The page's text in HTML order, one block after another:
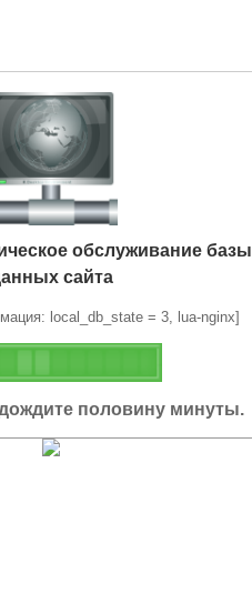
обслуживание базы
сайта
local_db_state = 3, lua-nginx]
половину минуты.